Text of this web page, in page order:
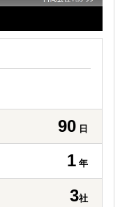
90 日
1 年
3社